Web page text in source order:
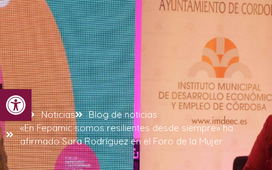
Abrir barra de herramientas
Inicio Noticias
Blog de noticias
«En Fepamic somos resilientes desde siempre» ha
afirmado Sara Rodríguez en el Foro de la Mujer